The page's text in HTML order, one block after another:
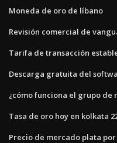
Moneda de oro de líbano
Revisión comercial de
Tarifa de transacción
Descarga gratuita del
¿cómo funciona el grupo de
Tasa de oro hoy en kolkata
Precio de mercado plata